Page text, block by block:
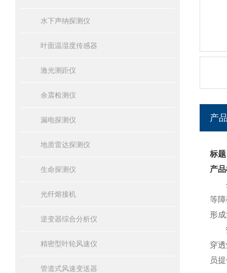
水下声纳探测仪
叶面温湿度传感器
激光测距仪
余震检测仪
漏电探测仪
地质雷达探测仪
生命探测仪
光纤熔接机
逆变器综合分析仪
精密型叶轮风速仪
管道式风速变送器
产
标
产
生
等
形
穿
员